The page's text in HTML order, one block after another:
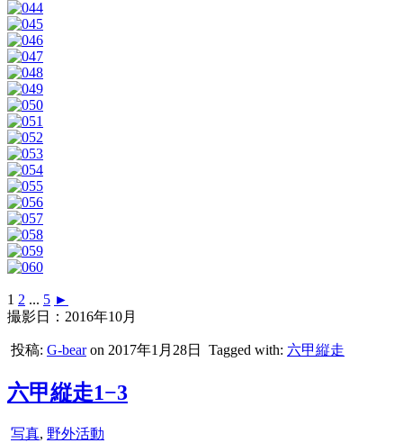
1 2 ... 5 ►
撮影日：2016年10月
投稿: G-bearon 2017年1月28日 Tagged with: 六甲縦走
六甲縦走1−3
写真, 野外活動